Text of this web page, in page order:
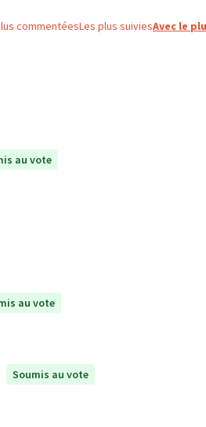
commentéesLes plus suiviesAvec le
au vote
au vote
Soumis au vote